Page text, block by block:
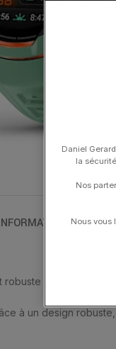
robuste conçue pour
à un design
Daniel
la
Nos
Nous vous